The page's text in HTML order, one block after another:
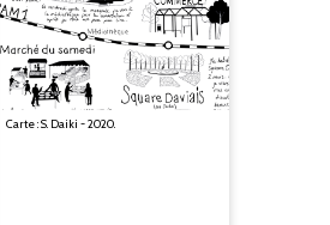
Carte : S. Daiki - 2020.